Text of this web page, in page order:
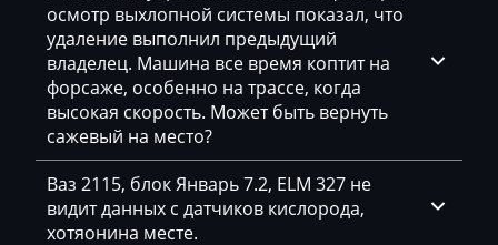
Geely
Gehl
Genie
Genset
GMC
осмотр выхлопной системы показал, что
удаление выполнил предыдущий
владелец. Машина все время коптит на
форсаже, особенно на трассе, когда
высокая скорость. Может быть вернуть
сажевый на место?
Ваз 2115, блок Январь 7.2, ELM 327 не
видит данных с датчиков кислорода,
хотяонина месте.